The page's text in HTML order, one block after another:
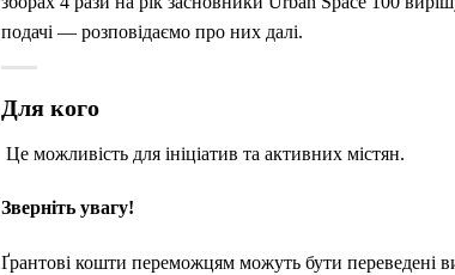
подачі — розповідаємо про них далі.
Для кого
Це можливість для ініціатив та активних містян.
Зверніть увагу!
Ґрантові кошти переможцям можуть бути переведені